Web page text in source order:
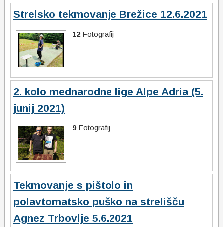
Strelsko tekmovanje Brežice 12.6.2021
12 Fotografij
2. kolo mednarodne lige Alpe Adria (5.
junij 2021)
9Fotografij
Tekmovanje s pištolo in
polavtomatsko puško na strelišču
Agnez Trbovlje 5.6.2021